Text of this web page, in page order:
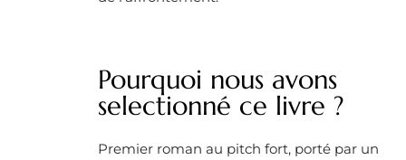
Pourquoi nous avons
selectionné ce livre ?
Premier roman au pitch fort, porté par un